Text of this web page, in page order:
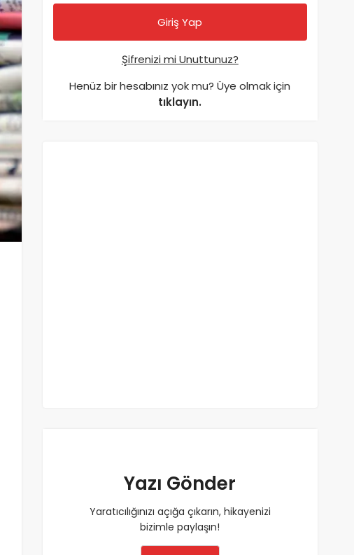
Şifrenizi mi Unuttunuz?
Henüz bir hesabınız yok mu? Üye olmak için
tıklayın.
Yazı Gönder
Yaratıcılığınızı açığa çıkarın, hikayenizi
bizimle paylaşın!